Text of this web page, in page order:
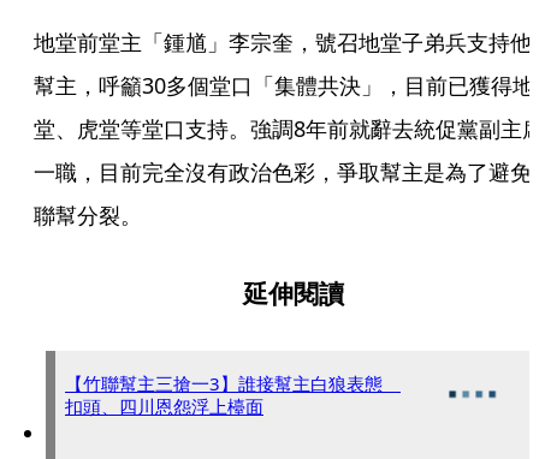
地堂前堂主「鍾馗」李宗奎，號召地堂子弟兵支持他
幫主，呼籲30多個堂口「集體共決」，目前已獲得地
堂、虎堂等堂口支持。強調8年前就辭去統促黨副主
一職，目前完全沒有政治色彩，爭取幫主是為了避免
聯幫分裂。
延伸閱讀
【竹聯幫主三搶一3】誰接幫主白狼表態
扣頭、四川恩怨浮上檯面